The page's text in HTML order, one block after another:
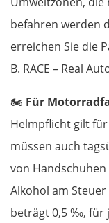
befahren werden
erreichen Sie die
B. RACE – Real
🏍️ Für
Helmpflicht gilt
müssen auch
von
Alkohol am
beträgt 0,5 ‰, für
Varaždin
Zagreb
Novo
Italien